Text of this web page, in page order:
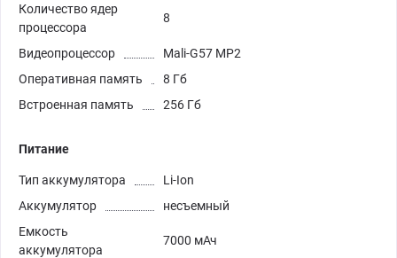
Количество ядер
процессора
8
Видеопроцессор
Mali-G57 MP2
Оперативная память
8 Гб
Встроенная память
256 Гб
Питание
Тип аккумулятора
Li-Ion
Аккумулятор
несъемный
Емкость
аккумулятора
7000 мАч